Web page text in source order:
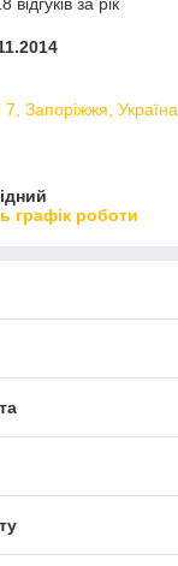
Запоріжжя, Україна
графік роботи